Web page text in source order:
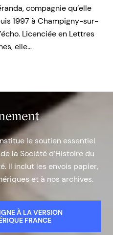
compagnie qu’elle
1997 à Champigny-sur-
Licenciée en Lettres
elle…
le soutien essentiel
la Société d’Histoire du
Il inclut les envois papier,
et à nos archives.
À LA VERSION
FRANCE